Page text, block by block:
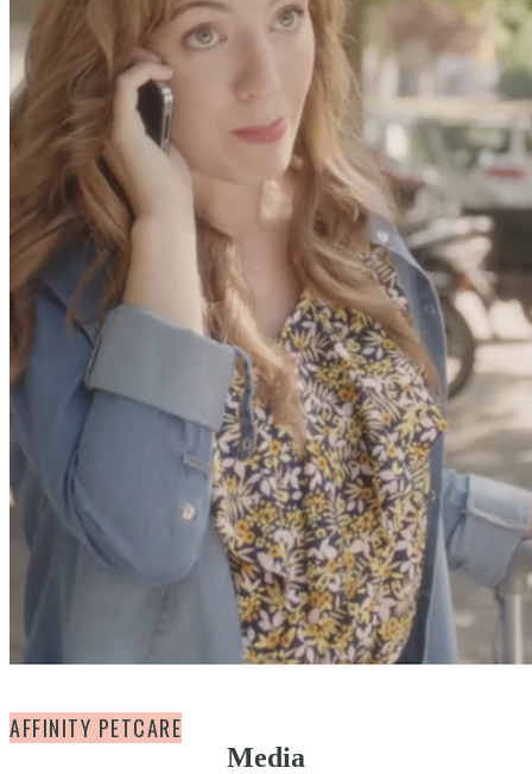
AFFINITY PETCARE
Media